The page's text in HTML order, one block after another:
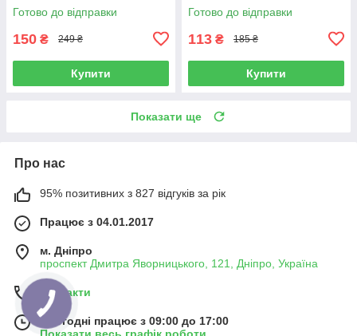
Готово до відправки
150 ₴ 249 ₴
Купити
Готово до відправки
113 ₴ 185 ₴
Купити
Показати ще
Про нас
95% позитивних з 827 відгуків за рік
Працює з 04.01.2017
м. Дніпро
проспект Дмитра Яворницького, 121, Дніпро, Україна
Контакти
Сьогодні працює з 09:00 до 17:00
Показати весь графік роботи